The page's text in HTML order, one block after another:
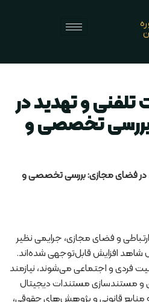
و تهدید در
تخصصی و
در فضای مجازی: بررسی تخصصی و
و فضای مجازی، جرایمی نظیر
شاهد افزایش قابل‌توجهی شده‌اند.
فردی و اجتماعی می‌شوند، نیازمند
و مستندسازی مستندات دیجیتال
منابع قانونی و پژوهش‌های حقوقی،